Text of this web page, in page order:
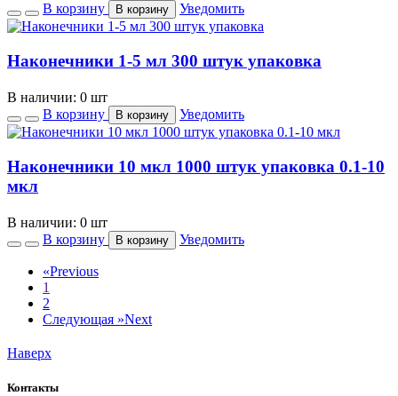
В корзину
В корзину Уведомить
Наконечники 1-5 мл 300 штук упаковка
В наличии: 0 шт
В корзину
В корзину Уведомить
Наконечники 10 мкл 1000 штук упаковка 0.1-10
мкл
В наличии: 0 шт
В корзину
В корзину Уведомить
«Previous
1
2
Следующая »Next
Наверх
Контакты